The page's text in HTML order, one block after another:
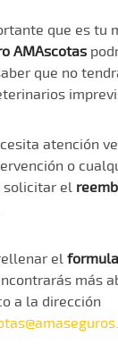
que es tu
AMAscotas
que no
atención
o
solicitar el
el
más
a la dirección